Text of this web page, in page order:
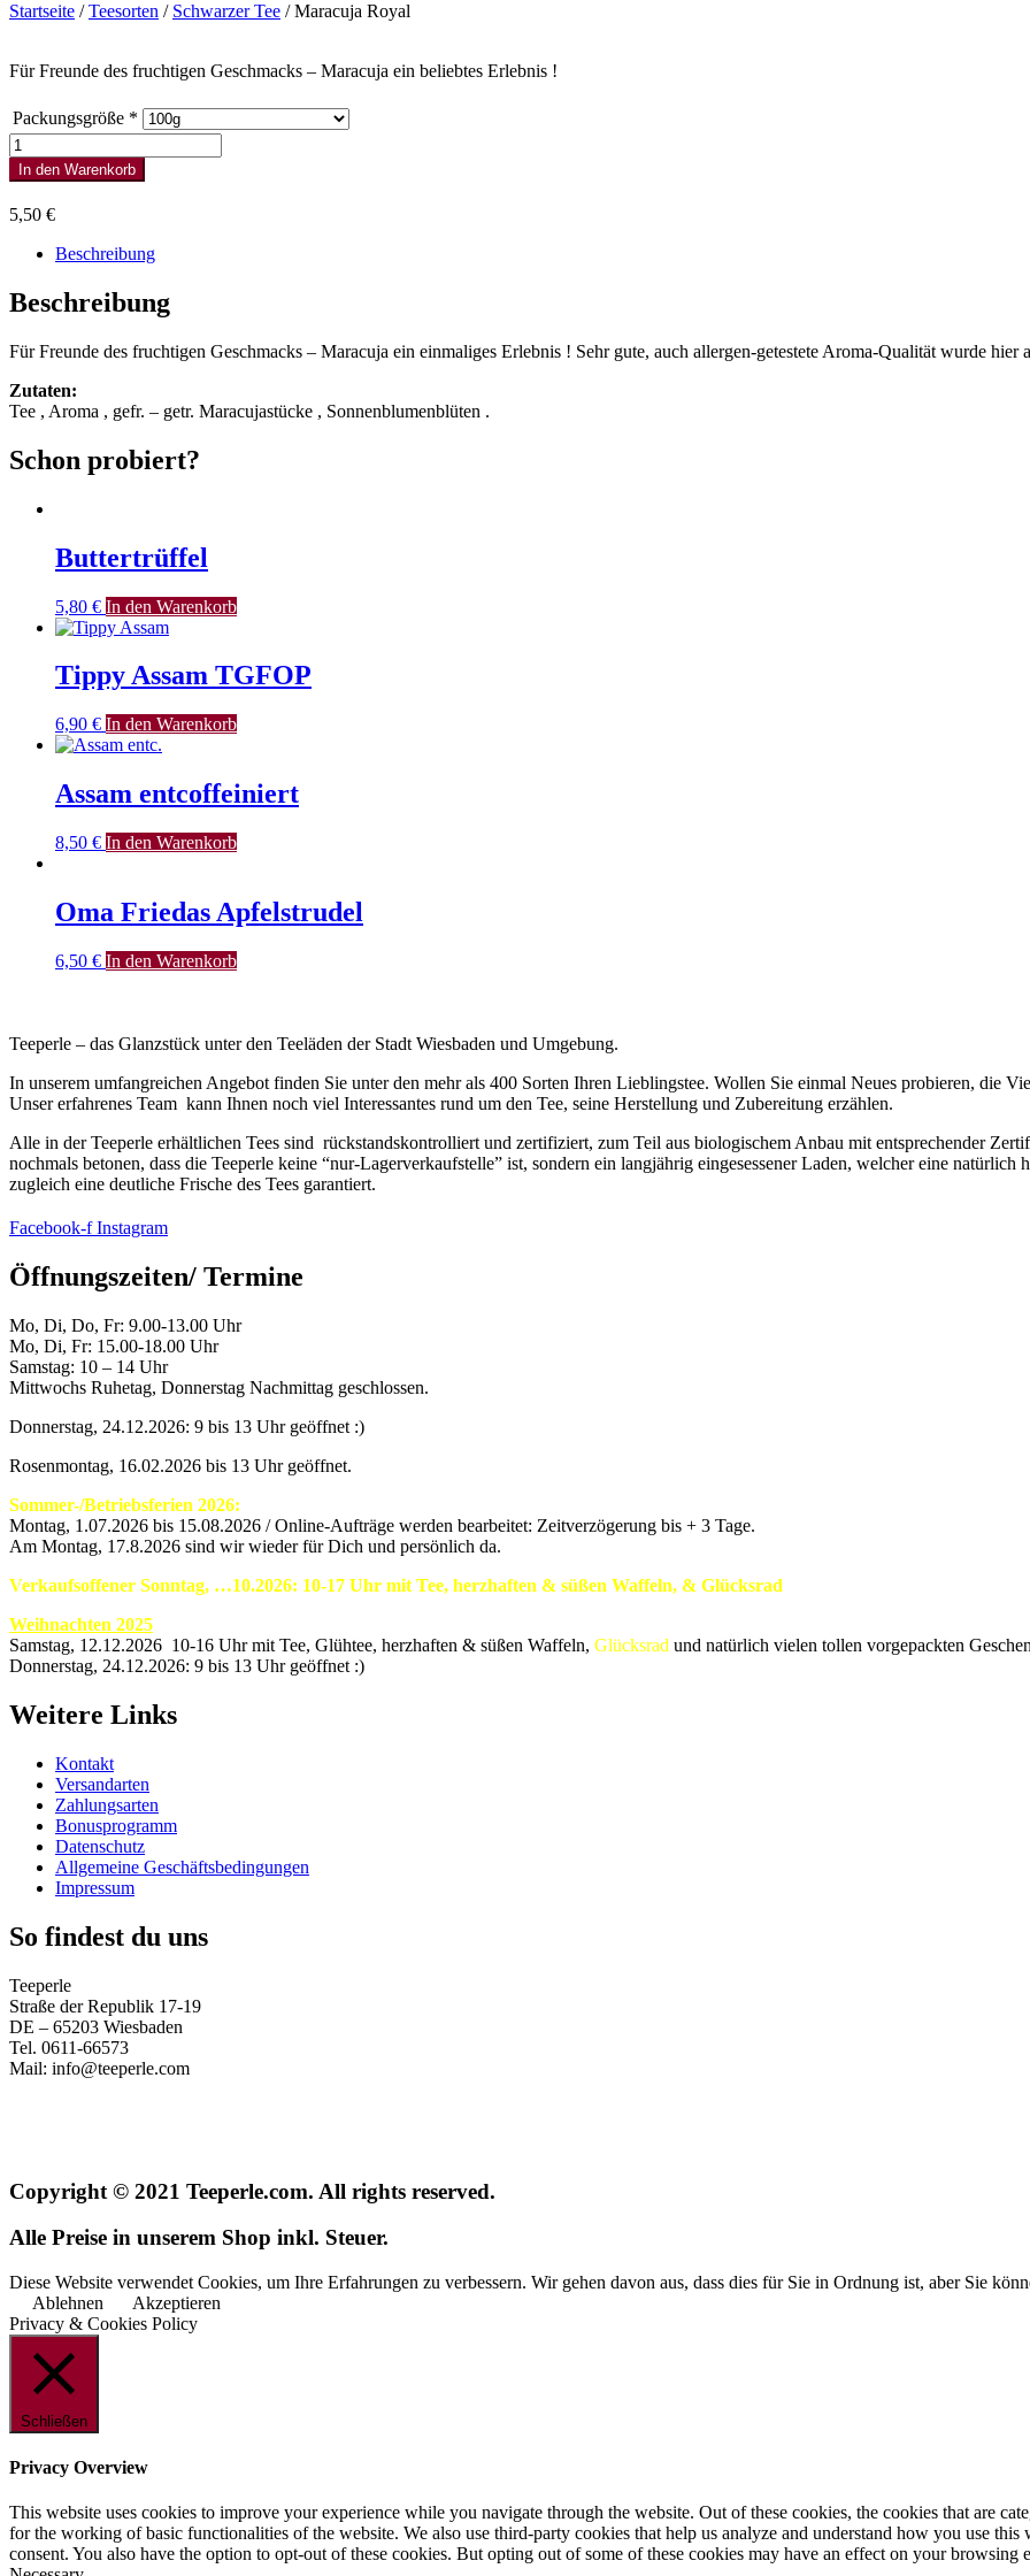
Startseite /Teesorten / Schwarzer Tee / Maracuja Royal
Für Freunde des fruchtigen Geschmacks – Maracuja ein beliebtes Erlebnis !
Packungsgröße *
Maracuja
Royal
Menge
In den Warenkorb
5,50 €
Beschreibung
Beschreibung
Für Freunde des fruchtigen Geschmacks – Maracuja ein einmaliges Erlebnis ! Sehr gute, auch allergen-getestete Aroma-Qualität wurde hier
Zutaten:
Tee , Aroma , gefr. – getr. Maracujastücke , Sonnenblumenblüten .
Schon probiert?
Buttertrüffel
5,80 € In den Warenkorb
Tippy Assam TGFOP
6,90 € In den Warenkorb
Assam entcoffeiniert
8,50 € In den Warenkorb
Oma Friedas Apfelstrudel
6,50 € In den Warenkorb
Teeperle – das Glanzstück unter den Teeläden der Stadt Wiesbaden und Umgebung.
In unserem umfangreichen Angebot finden Sie unter den mehr als 400 Sorten Ihren Lieblingstee. Wollen Sie einmal Neues probieren, die
Unser erfahrenes Team kann Ihnen noch viel Interessantes rund um den Tee, seine Herstellung und Zubereitung erzählen.
Alle in der Teeperle erhältlichen Tees sind rückstandskontrolliert und zertifiziert, zum Teil aus biologischem Anbau mit entsprechender
nochmals betonen, dass die Teeperle keine “nur-Lagerverkaufstelle” ist, sondern ein langjährig eingesessener Laden, welcher eine natürlich
zugleich eine deutliche Frische des Tees garantiert.
Facebook-f Instagram
Öffnungszeiten/ Termine
Mo, Di, Do, Fr: 9.00-13.00 Uhr
Mo, Di, Fr: 15.00-18.00 Uhr
Samstag: 10 – 14 Uhr
Mittwochs Ruhetag, Donnerstag Nachmittag geschlossen.
Donnerstag, 24.12.2026: 9 bis 13 Uhr geöffnet :)
Rosenmontag, 16.02.2026 bis 13 Uhr geöffnet.
Sommer-/Betriebsferien 2026:
Montag, 1.07.2026 bis 15.08.2026 / Online-Aufträge werden bearbeitet: Zeitverzögerung bis + 3 Tage.
Am Montag, 17.8.2026 sind wir wieder für Dich und persönlich da.
Verkaufsoffener Sonntag, …10.2026: 10-17 Uhr mit Tee, herzhaften & süßen Waffeln, & Glücksrad
Weihnachten 2025
Samstag, 12.12.2026 10-16 Uhr mit Tee, Glühtee, herzhaften & süßen Waffeln, Glücksrad und natürlich vielen tollen vorgepackten
Donnerstag, 24.12.2026: 9 bis 13 Uhr geöffnet :)
Weitere Links
Kontakt
Versandarten
Zahlungsarten
Bonusprogramm
Datenschutz
Allgemeine Geschäftsbedingungen
Impressum
So findest du uns
Teeperle
Straße der Republik 17-19
DE – 65203 Wiesbaden
Tel. 0611-66573
Mail: info@teeperle.com
Copyright © 2021 Teeperle.com. All rights reserved.
Alle Preise in unserem Shop inkl. Steuer.
Diese Website verwendet Cookies, um Ihre Erfahrungen zu verbessern. Wir gehen davon aus, dass dies für Sie in Ordnung ist, aber Sie
Ablehnen
Akzeptieren
Privacy & Cookies Policy
Schließen
Privacy Overview
This website uses cookies to improve your experience while you navigate through the website. Out of these cookies, the cookies that are
for the working of basic functionalities of the website. We also use third-party cookies that help us analyze and understand how you use
consent. You also have the option to opt-out of these cookies. But opting out of some of these cookies may have an effect on your browsing